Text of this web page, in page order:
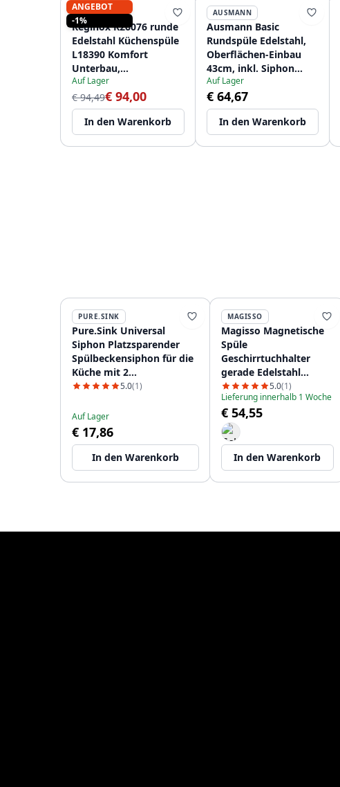
ANGEBOT
-1%
REGINOX
Reginox R26076 runde
Edelstahl Küchenspüle
L18390 Komfort
Unterbau,
flächenbündig und
Oberflächen-Einbau
T2903LLU0
Auf Lager
€ 94,49€ 94,00
In den Warenkorb
AUSMANN
Ausmann Basic
Rundspüle Edelstahl,
Oberflächen-Einbau
43cm, inkl. Siphon
1208956999
Auf Lager
€ 64,67
In den Warenkorb
PURE.SINK
Pure.Sink Universal
Siphon Platzsparender
Spülbeckensiphon für die
Küche mit 2
Geschirrspüleranschlüssen
5.0(1)
Auf Lager
€ 17,86
In den Warenkorb
MAGISSO
Magisso Magnetische
Spüle
Geschirrtuchhalter
gerade Edelstahl
30101000 5.0(1)
Lieferung innerhalb 1 Woche
€ 54,55
In den Warenkorb